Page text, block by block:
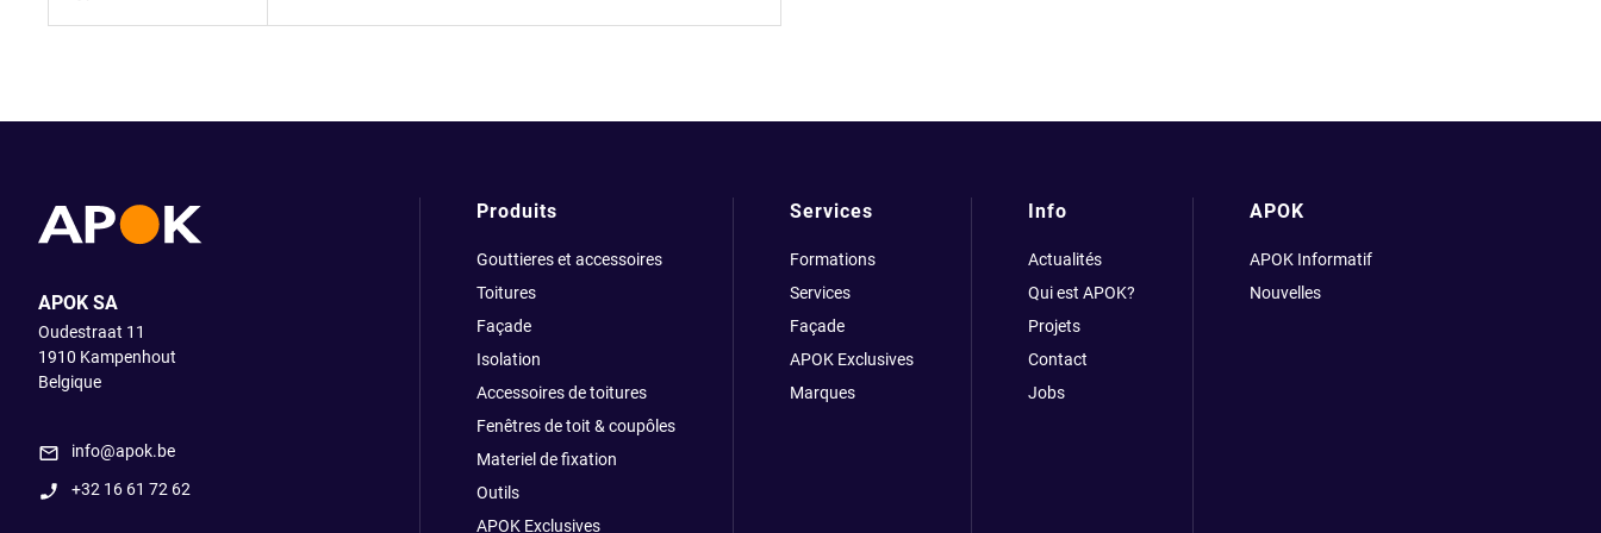
APOK SA
Oudestraat 11
1910 Kampenhout
Belgique
info@apok.be
+32 16 61 72 62
Produits
Gouttieres et accessoires
Toitures
Façade
Isolation
Accessoires de toitures
Fenêtres de toit & coupôles
Materiel de fixation
Outils
APOK Exclusives
Services
Formations
Services
Façade
APOK Exclusives
Marques
Info
Actualités
Qui est APOK?
Projets
Contact
Jobs
APOK
APOK Informatif
Nouvelles